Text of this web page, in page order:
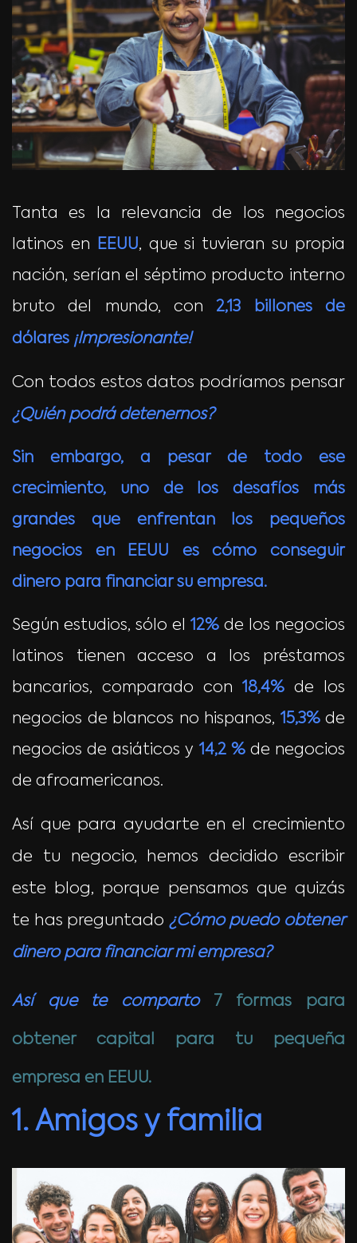
Tanta es la relevancia de los negocios
latinos en
EEUU, que si tuvieran su propia
nación, serían el séptimo producto interno
bruto del mundo, con 2,13 billones de
dólares ¡Impresionante!
Con todos estos datos podríamos pensar
¿Quién podrá detenernos?
Sin embargo, a pesar de todo ese
crecimiento, uno de los desafíos más
grandes que enfrentan los pequeños
negocios en EEUU es cómo conseguir
dinero para financiar su empresa.
Según estudios, sólo el 12% de los negocios
latinos tienen acceso a los préstamos
bancarios, comparado con 18,4% de los
negocios de blancos no hispanos, 15,3%de
negocios de asiáticos y 14,2 %de negocios
de afroamericanos.
Así que para ayudarte en el crecimiento
de tu negocio, hemos decidido escribir
este blog, porque pensamos que quizás
te has preguntado ¿Cómo puedo obtener
dinero para financiar mi empresa?
Así que te comparto 7 formas para
obtener capital para tu pequeña
empresa en EEUU.
1. Amigos y familia